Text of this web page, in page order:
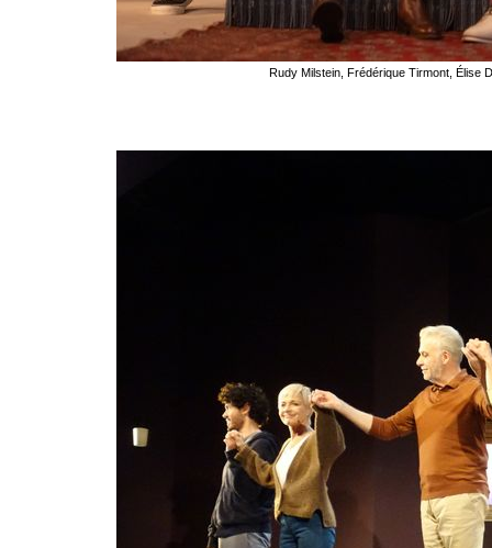
Rudy Milstein, Frédérique Tirmont, Élise